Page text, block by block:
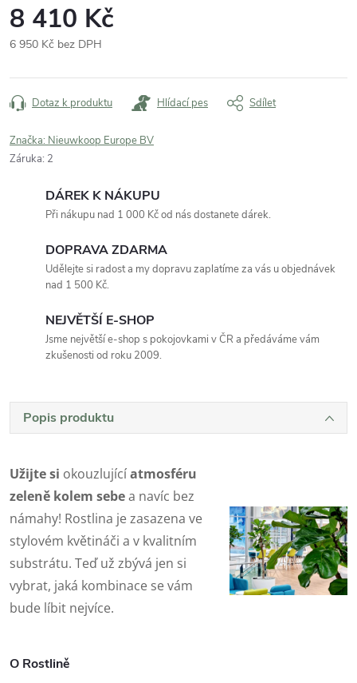
8 410 Kč
6 950 Kč bez DPH
cena:
Dotaz k produktu Hlídací pes Sdílet
Značka: Nieuwkoop Europe BV
Záruka: 2
DÁREK K NÁKUPU
Při nákupu nad 1 000 Kč od nás dostanete dárek.
DOPRAVA ZDARMA
Udělejte si radost a my dopravu zaplatíme za vás u objednávek
nad 1 500 Kč.
NEJVĚTŠÍ E-SHOP
Jsme největší e-shop s pokojovkami v ČR a předáváme vám
zkušenosti od roku 2009.
Popis produktu
Užijte si okouzlujícíatmosféru
zeleně kolem sebea navíc bez
námahy! Rostlina je zasazena ve
stylovém květináči a v kvalitním
substrátu. Teď už zbývá jen si
vybrat, jaká kombinace se vám
bude líbit nejvíce.
O Rostlině